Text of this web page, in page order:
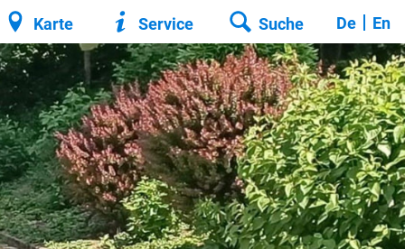
Karte Service Suche De En